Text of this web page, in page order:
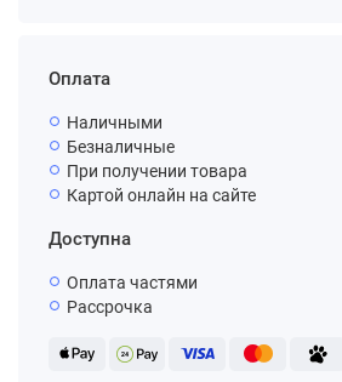
Оплата
Наличными
Безналичные
При получении товара
Картой онлайн на сайте
Доступна
Оплата частями
Рассрочка